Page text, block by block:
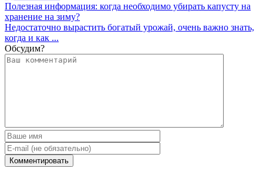
Полезная информация: когда необходимо убирать капусту на
хранение на зиму?
Недостаточно вырастить богатый урожай, очень важно знать,
когда и как ...
Обсудим?